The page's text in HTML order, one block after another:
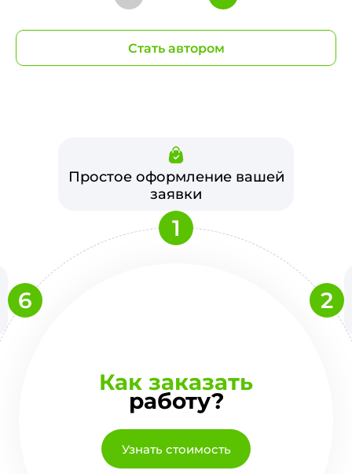
Стать автором
Как заказать
работу?
Узнать стоимость
Простое оформление вашей
заявки
1
2
6